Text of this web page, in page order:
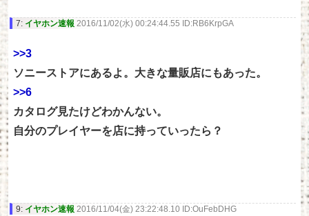
7: イヤホン速報 2016/11/02(水) 00:24:44.55 ID:RB6KrpGA
>>3
ソニーストアにあるよ。大きな量販店にもあった。
>>6
カタログ見たけどわかんない。
自分のプレイヤーを店に持っていったら？
9: イヤホン速報 2016/11/04(金) 23:22:48.10 ID:OuFebDHG